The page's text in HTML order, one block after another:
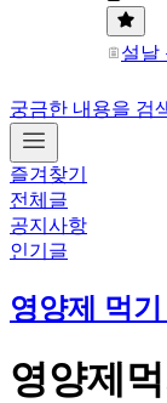
설날
궁금한 내용을 검
즐겨찾기
전체글
공지사항
인기글
영양제 먹기
영양제